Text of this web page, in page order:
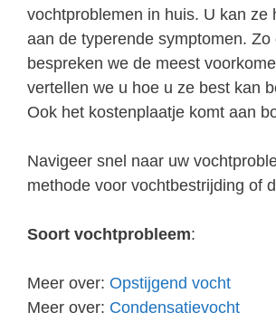
vochtproblemen in huis. U kan ze
aan de typerende symptomen. Zo
bespreken we de meest
vertellen we u hoe u ze best kan
Ook het kostenplaatje komt aan
Navigeer snel naar uw
methode voor vochtbestrijding of
Soort vochtprobleem:
Meer over: Opstijgend vocht
Meer over: Condensatievocht